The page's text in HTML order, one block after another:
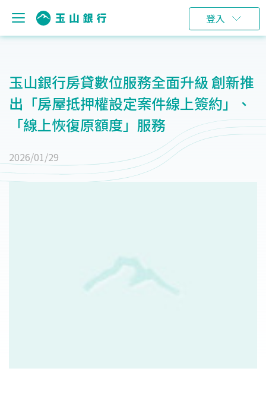
登入
玉山銀行房貸數位服務全面升級 創新推
出「房屋抵押權設定案件線上簽約」、
「線上恢復原額度」服務
2026/01/29